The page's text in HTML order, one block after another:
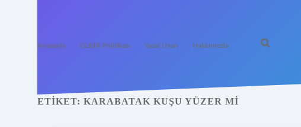
Anasayfa Gizlilik Politikası Yasal Uyarı Hakkımızda
ETIKET: KARABATAK KUŞU YÜZER MI